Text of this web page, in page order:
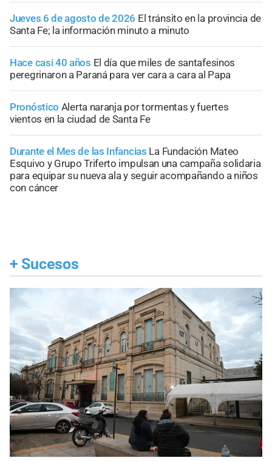
Jueves 6 de agosto de 2026 El tránsito en la provincia de
Santa Fe; la información minuto a minuto
Hace casi 40 años El día que miles de santafesinos
peregrinaron a Paraná para ver cara a cara al Papa
Pronóstico Alerta naranja por tormentas y fuertes
vientos en la ciudad de Santa Fe
Durante el Mes de las Infancias La Fundación Mateo
Esquivo y Grupo Triferto impulsan una campaña solidaria
para equipar su nueva ala y seguir acompañando a niños
con cáncer
+ Sucesos